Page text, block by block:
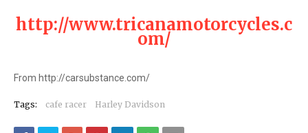
http://www.tricanamotorcycles.c
om/
From http://carsubstance.com/
Tags: cafe racer Harley Davidson